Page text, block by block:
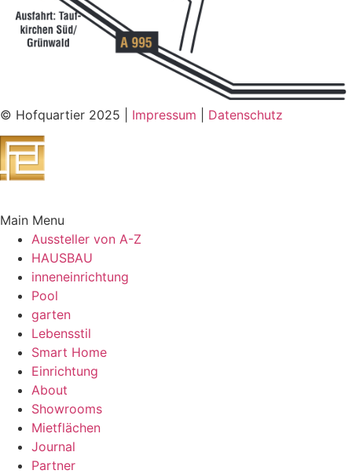
© Hofquartier 2025 | Impressum Datenschutz
Main Menu
Aussteller von A-Z
HAUSBAU
inneneinrichtung
Pool
garten
Lebensstil
Smart Home
Einrichtung
About
Showrooms
Mietflächen
Journal
Partner